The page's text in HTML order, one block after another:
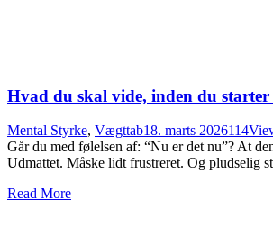
Hvad du skal vide, inden du
Mental Styrke, Vægttab18. marts 2026114
Går du med følelsen af: “Nu er det nu”? At
Udmattet. Måske lidt frustreret. Og pludselig
Read More